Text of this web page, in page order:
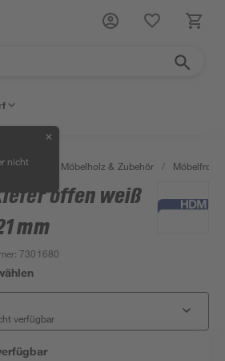
nicht
✕
/ Holz Möbelholz & Zubehör /
offen weiß
mm
: 7301680
verfügbar